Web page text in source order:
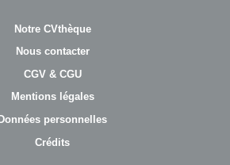
Notre CVthèque
Nous contacter
CGV & CGU
Mentions légales
Données personnelles
Crédits